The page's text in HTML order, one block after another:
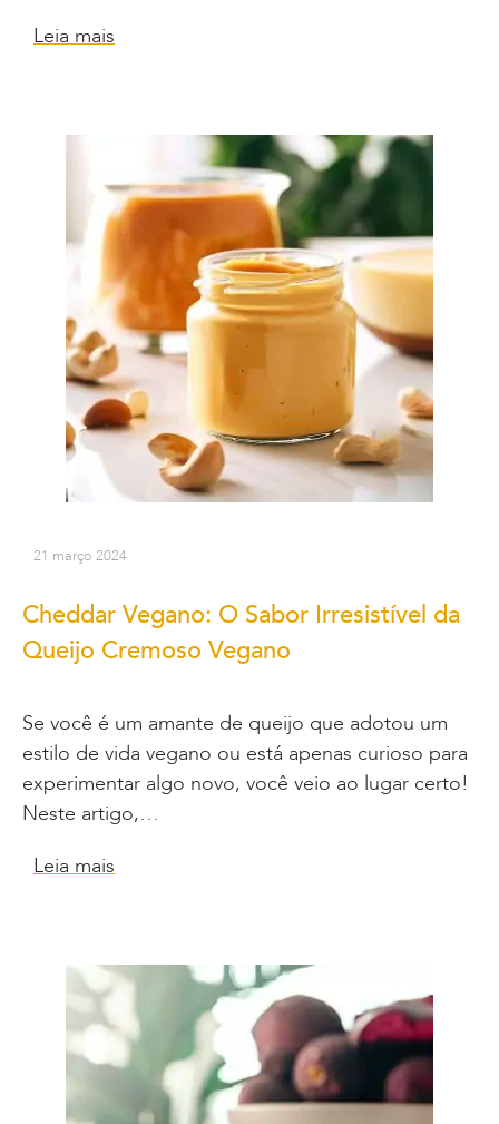
Leia mais
21 março 2024
Cheddar Vegano: O Sabor Irresistível da
Queijo Cremoso Vegano
Se você é um amante de queijo que adotou um
estilo de vida vegano ou está apenas curioso para
experimentar algo novo, você veio ao lugar certo!
Neste artigo,…
Leia mais